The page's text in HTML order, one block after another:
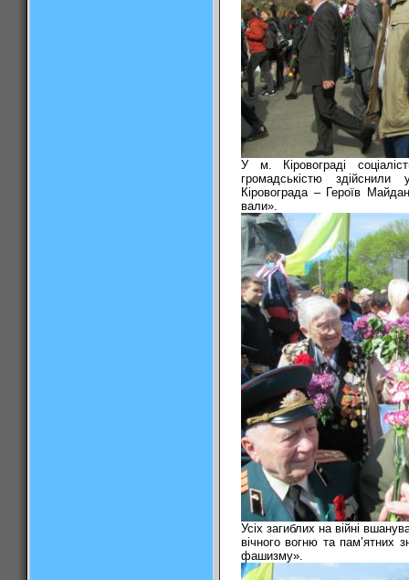
У м. Кіровограді
громадськістю
Кіровограда – Героїв
вали».
Усіх загиблих на війні
вічного вогню та пам’ятних
фашизму».